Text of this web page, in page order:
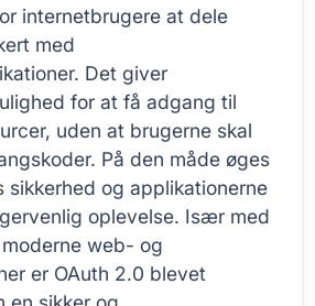
internetbrugere at dele
med
Det giver
for at få adgang til
uden at brugerne skal
På den måde øges
sikkerhed og applikationerne
oplevelse. Især med
web- og
er OAuth 2.0 blevet